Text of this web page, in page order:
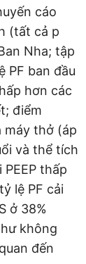
cáo
(tất cả p
Nha; tập
PF ban đầu
hơn các
điểm
máy thở (áp
và thể tích
thấp
lệ PF cải
ở 38%
không
đến